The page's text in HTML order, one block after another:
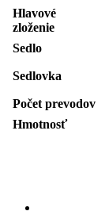
Hlavové
zloženie
Sedlo
Sedlovka
Počet prevodov
Hmotnosť